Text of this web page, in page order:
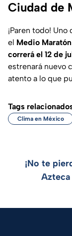
Ciudad de
¡Paren todo!
el Medio
correrá el 12 de
estrenará nuevo
atento a lo que
Tags
Clima en México
¡No te